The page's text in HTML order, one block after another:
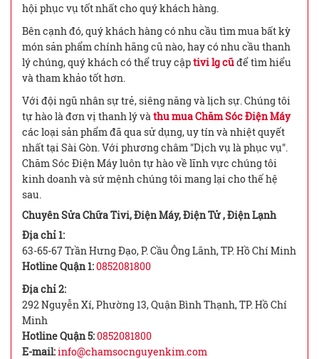
hội phục vụ tốt nhất cho quý khách hàng.
Bên cạnh đó, quý khách hàng có nhu cầu tìm mua bất kỳ
món sản phẩm chính hãng cũ nào, hay có nhu cầu thanh
lý chúng, quý khách có thể truy cậptivi lg cũđể tìm hiểu
và tham khảo tốt hơn.
Với đội ngũ nhân sự trẻ, siêng năng và lịch sự. Chúng tôi
tự hào là đơn vị thanh lý và thu mua Chăm Sóc Điện Máy
các loại sản phẩm đã qua sử dụng, uy tín và nhiệt quyết
nhất tại Sài Gòn. Với phương châm "Dịch vụ là phục vụ".
Chăm Sóc Điện Máy luôn tự hào về lĩnh vực chúng tôi
kinh doanh và sứ mệnh chúng tôi mang lại cho thế hệ
sau.
Chuyên Sửa Chữa Tivi, Điện Máy, Điện Tử , Điện Lạnh
Địa chỉ 1:
63-65-67 Trần Hưng Đạo, P. Cầu Ông Lãnh, TP. Hồ Chí Minh
Hotline Quận 1:0852081800
Địa chỉ 2:
292 Nguyễn Xí, Phường 13, Quận Bình Thạnh, TP. Hồ Chí
Minh
Hotline Quận 5:0852081800
E-mail:info@chamsocnguyenkim.com